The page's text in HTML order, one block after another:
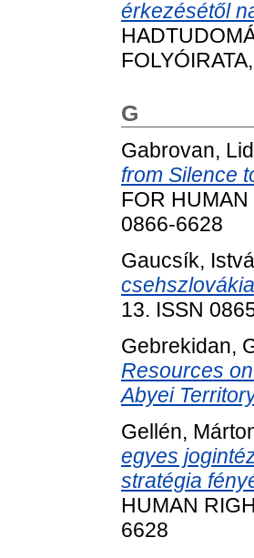
érkezésétől
G
Gabrovan,
from Silence
FOR
0866-6628
Gaucsík,
13. ISSN
Gebrekidan,
Resources
Abyei
Gellén,
egyes
stratégia
HUMAN
6628